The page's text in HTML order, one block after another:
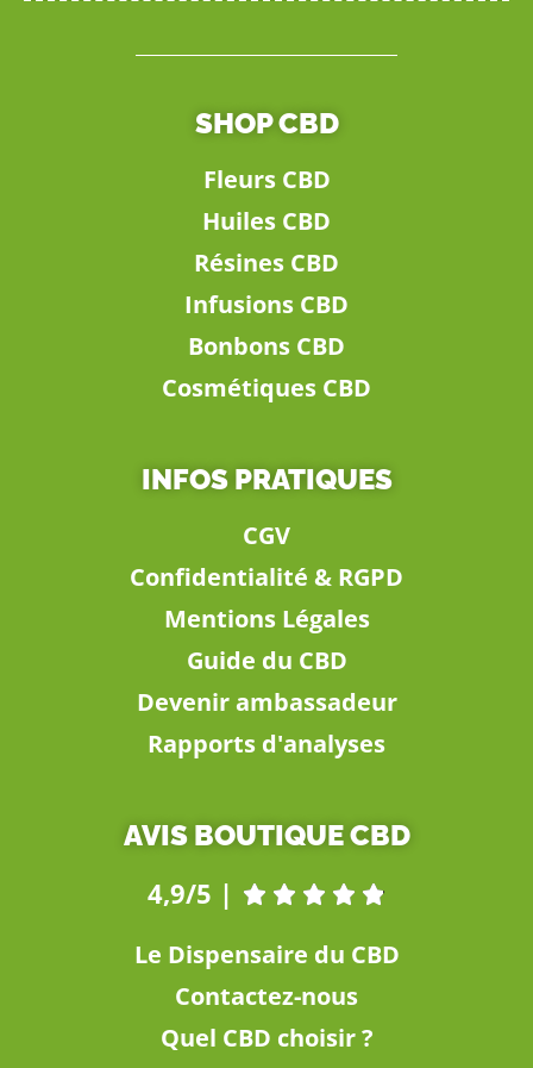
SHOP CBD
Fleurs CBD
Huiles CBD
Résines CBD
Infusions CBD
Bonbons CBD
Cosmétiques CBD
INFOS PRATIQUES
CGV
Confidentialité & RGPD
Mentions Légales
Guide du CBD
Devenir ambassadeur
Rapports d'analyses
AVIS BOUTIQUE CBD
4,9/5 |     
Le Dispensaire du CBD
Contactez-nous
Quel CBD choisir ?